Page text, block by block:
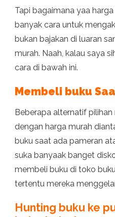
Tapi bagaimana yaa
banyak cara untuk
bukan bajakan di luaran
murah. Naah, kalau saya
cara di bawah ini.
Membeli buku
Beberapa alternatif
dengan harga murah
buku saat ada pameran
suka banyaak banget
membeli buku di toko
tertentu mereka
Hunting buku ke